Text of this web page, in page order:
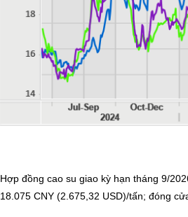
Hợp đồng cao su giao kỳ hạn tháng 9/
18.075 CNY (2.675,32 USD)/tấn; đóng